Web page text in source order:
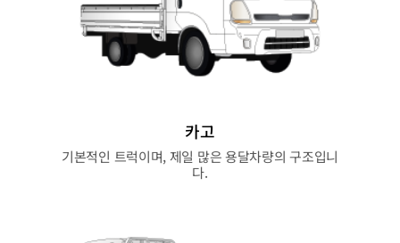
카고
기본적인 트럭이며, 제일 많은 용달차량의 구조입니
다.